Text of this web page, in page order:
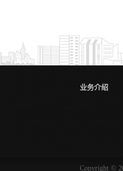
业务介绍
Copyright ©